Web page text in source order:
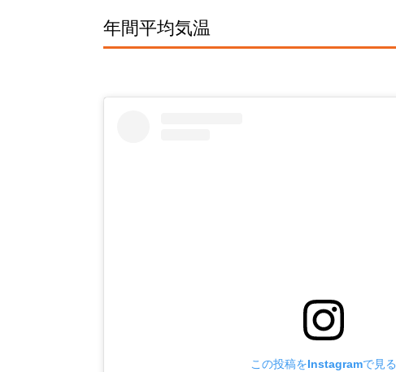
年間平均気温
この投稿をInstagramで見る